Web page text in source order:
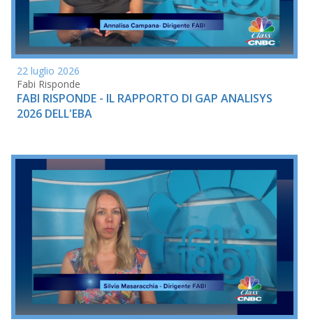
22 luglio 2026
Fabi Risponde
FABI RISPONDE - IL RAPPORTO DI GAP ANALISYS
2026 DELL'EBA